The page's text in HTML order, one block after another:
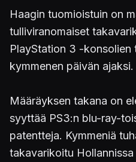
Haagin tuomioistuin on
tulliviranomaiset
PlayStation 3 -konsolien
kymmenen päivän ajaksi.
Määräyksen takana on
syyttää PS3:n blu-ray-
patentteja. Kymmeniä
takavarikoitu